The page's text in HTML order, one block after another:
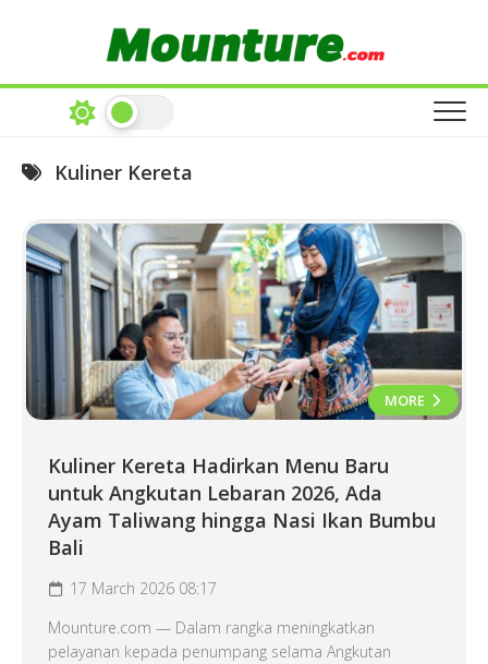
Kuliner Kereta
MORE
Kuliner Kereta Hadirkan Menu Baru
untuk Angkutan Lebaran 2026, Ada
Ayam Taliwang hingga Nasi Ikan Bumbu
Bali
17 March 2026 08:17
Mounture.com — Dalam rangka meningkatkan
pelayanan kepada penumpang selama Angkutan